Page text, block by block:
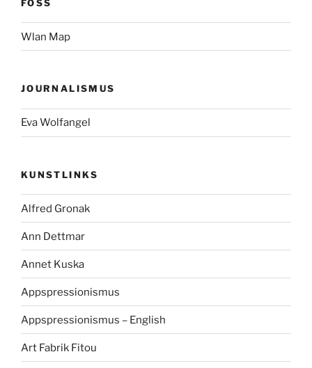
FOSS
Wlan Map
JOURNALISMUS
Eva Wolfangel
KUNSTLINKS
Alfred Gronak
Ann Dettmar
Annet Kuska
Appspressionismus
Appspressionismus – English
Art Fabrik Fitou